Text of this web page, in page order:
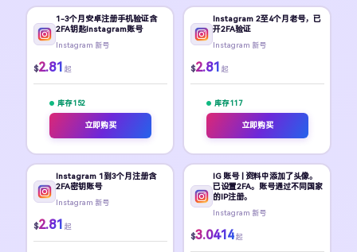
1-3个月安卓注册手机验证含
2FA钥匙Instagram账号
Instagram 新号
$2.81 起
库存 152
立即购买
Instagram 2至4个月老号，已
开2FA验证
Instagram 新号
$2.81 起
库存 117
立即购买
Instagram 1到3个月注册含
2FA密钥账号
Instagram 新号
$2.81 起
IG 账号 | 资料中添加了头像。
已设置2FA。账号通过不同国家
的IP注册。
Instagram 新号
$3.0414 起